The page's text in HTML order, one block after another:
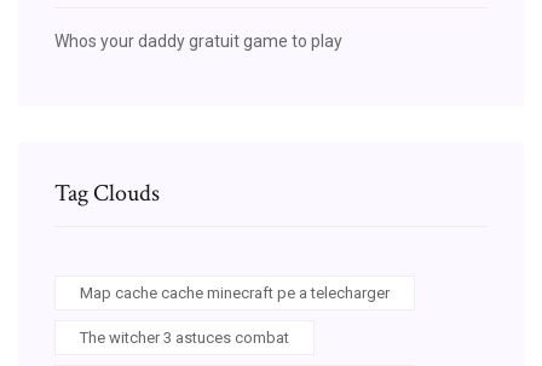
Whos your daddy gratuit game to play
Tag Clouds
Map cache cache minecraft pe a telecharger
The witcher 3 astuces combat